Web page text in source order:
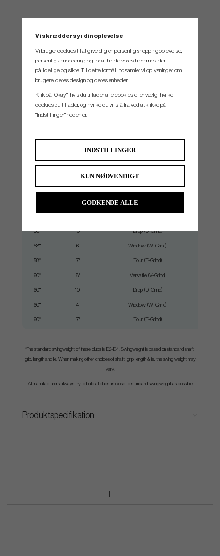
SPEC.
Loft Bounce Grind
48° 8°
50° 8° Versatile
52° 8°
56° 12° Drop (D-Grind)
Widelow (W-Grind)
58° 10° Drop (D-Grind)
58° 6° Widelow (W-Grind)
58° 7° Tour (T-Grind)
60° 8° Versatile (V-Grind)
60° 10° Drop (D-Grind)
60° 4° Widelow (W-Grind)
60° 7° Tour (T-Grind)
*The standard swingweight of these clubs is D2-D4. Swingweight is based on standard shaft,
grip, length and lie. When making other choices of shaft, grip, length & lie, the swing weight may
vary.
All manufacturers always try to build all clubs as close to standard swingweight as possible
Produktspecifikation
Vi skræddersyr din oplevelse
Vi bruger cookies til at give dig en personlig shoppingoplevelse,
personlig annoncering og for at holde vores hjemmesider
pålidelige og sikre. Til dette formål indsamler vi oplysninger om
brugere, deres design og deres enheder.
Klik på "Okay", hvis du tillader alle cookies eller vælg, hvilke
cookies du tillader, og hvilke du vil slå fra ved at klikke på
"Indstillinger" nedenfor.
INDSTILLINGER
KUN NØDVENDIGT
GODKENDE ALLE